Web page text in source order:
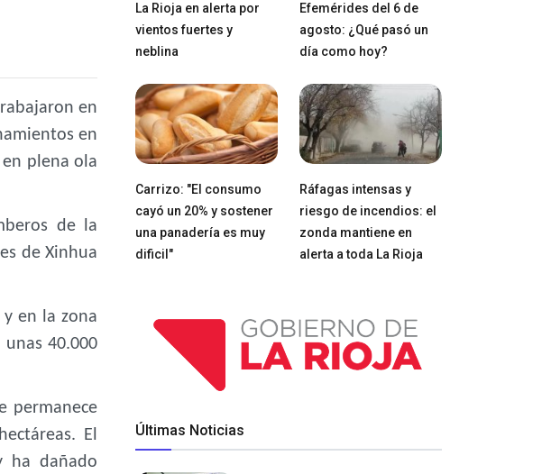
en
en
plena ola
de la
de Xinhua
en la zona
40.000
permanece
El
ha dañado
La Rioja en alerta por
vientos fuertes y
neblina
Efemérides del 6 de
agosto: ¿Qué pasó un
día como hoy?
Carrizo: "El consumo
cayó un 20% y sostener
una panadería es muy
dificil"
Ráfagas intensas y
riesgo de incendios: el
zonda mantiene en
alerta a toda La Rioja
Últimas Noticias